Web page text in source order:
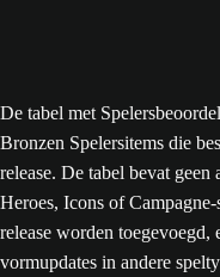
De tabel met
Bronzen Spelersitems die
release. De tabel bevat geen
Heroes, Icons of
release worden
vormupdates in andere